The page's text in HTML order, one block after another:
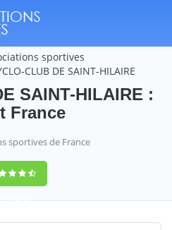
sportives
CLUB DE SAINT-HILAIRE
SAINT-HILAIRE :
France
sportives de France
(100%)
votes